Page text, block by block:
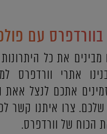
עם
מבינים את כל
אתרי וורדפרס
אתכם לנצל אאת
צרו איתנו קשר
הכוח של וורדפרס.